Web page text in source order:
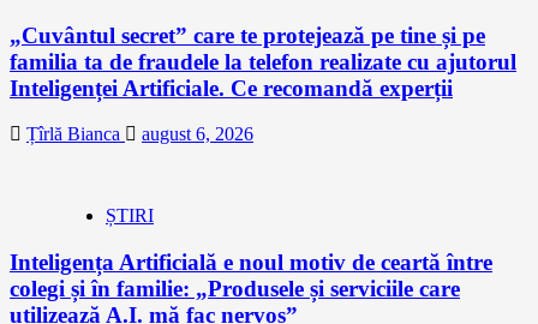
„Cuvântul secret” care te protejează pe tine și pe
familia ta de fraudele la telefon realizate cu ajutorul
Inteligenței Artificiale. Ce recomandă experții
Țîrlă Bianca august 6, 2026
ȘTIRI
Inteligența Artificială e noul motiv de ceartă între
colegi și în familie: „Produsele și serviciile care
utilizează A.I. mă fac nervos”